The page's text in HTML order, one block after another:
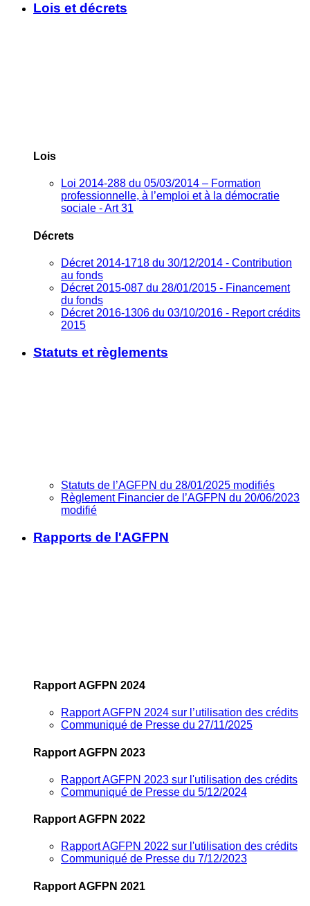
Lois et décrets
Lois
Loi 2014-288 du 05/03/2014 – Formation
professionnelle, à l’emploi et à la démocratie
sociale - Art 31
Décrets
Décret 2014-1718 du 30/12/2014 - Contribution
au fonds
Décret 2015-087 du 28/01/2015 - Financement
du fonds
Décret 2016-1306 du 03/10/2016 - Report crédits
2015
Statuts et règlements
Statuts de l’AGFPN du 28/01/2025 modifiés
Règlement Financier de l’AGFPN du 20/06/2023
modifié
Rapports de l'AGFPN
Rapport AGFPN 2024
Rapport AGFPN 2024 sur l’utilisation des crédits
Communiqué de Presse du 27/11/2025
Rapport AGFPN 2023
Rapport AGFPN 2023 sur l'utilisation des crédits
Communiqué de Presse du 5/12/2024
Rapport AGFPN 2022
Rapport AGFPN 2022 sur l'utilisation des crédits
Communiqué de Presse du 7/12/2023
Rapport AGFPN 2021